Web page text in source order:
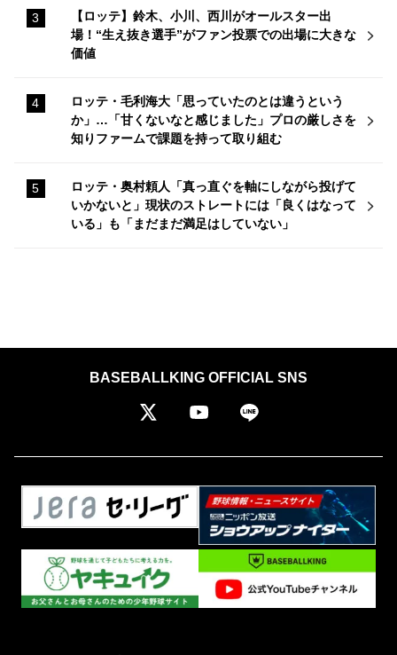
【ロッテ】鈴木、小川、西川がオールスター出
場！“生え抜き選手”がファン投票での出場に大きな
価値
ロッテ・毛利海大「思っていたのとは違うという
か」…「甘くないなと感じました」プロの厳しさを
知りファームで課題を持って取り組む
ロッテ・奥村頼人「真っ直ぐを軸にしながら投げて
いかないと」現状のストレートには「良くはなって
いる」も「まだまだ満足はしていない」
BASEBALLKING OFFICIAL SNS